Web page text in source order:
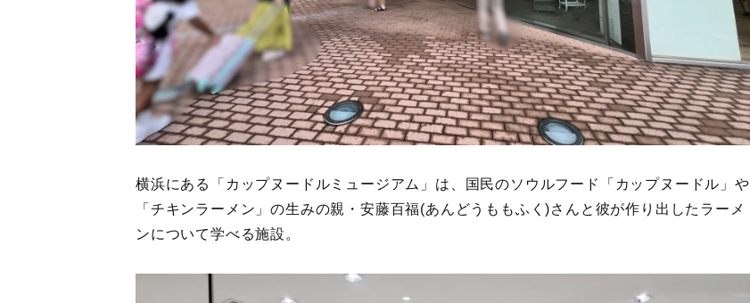
横浜にある「カップヌードルミュージアム」は、国民のソウルフード「カップヌードル」や
「チキンラーメン」の生みの親・安藤百福(あんどうももふく)さんと彼が作り出したラーメ
ンについて学べる施設。